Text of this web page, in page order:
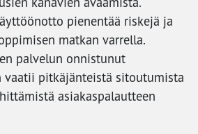
pienentää riskejä ja
matkan varrella.
palvelun onnistunut
vaatii pitkäjänteistä sitoutumista
asiakaspalautteen